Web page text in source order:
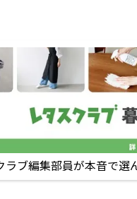
ラブ編集部員が本音で選